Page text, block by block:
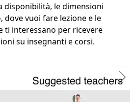
le dimensioni
vuoi fare lezione e le
per ricevere
insegnanti e corsi.